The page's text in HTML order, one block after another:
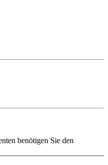
benötigen Sie den